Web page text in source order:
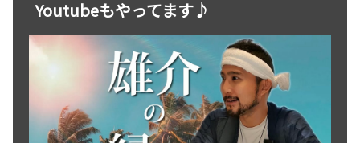
Youtubeもやってます♪